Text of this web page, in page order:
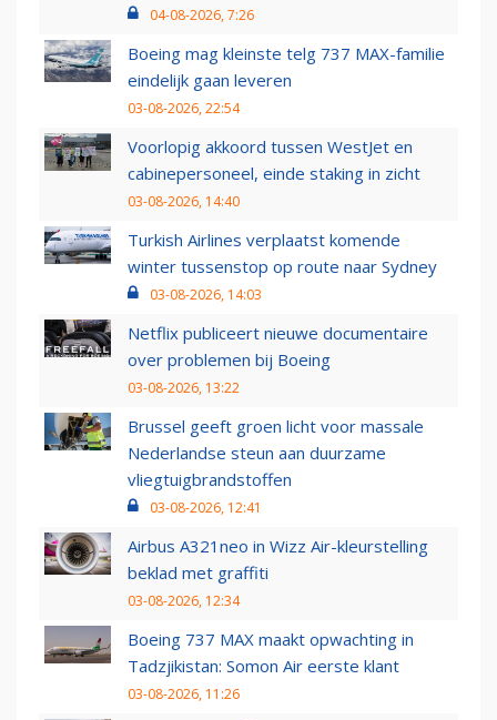
04-08-2026, 7:26
Boeing mag kleinste telg 737 MAX-familie
eindelijk gaan leveren
03-08-2026, 22:54
Voorlopig akkoord tussen WestJet en
cabinepersoneel, einde staking in zicht
03-08-2026, 14:40
Turkish Airlines verplaatst komende
winter tussenstop op route naar Sydney
03-08-2026, 14:03
Netflix publiceert nieuwe documentaire
over problemen bij Boeing
03-08-2026, 13:22
Brussel geeft groen licht voor massale
Nederlandse steun aan duurzame
vliegtuigbrandstoffen
03-08-2026, 12:41
Airbus A321neo in Wizz Air-kleurstelling
beklad met graffiti
03-08-2026, 12:34
Boeing 737 MAX maakt opwachting in
Tadzjikistan: Somon Air eerste klant
03-08-2026, 11:26